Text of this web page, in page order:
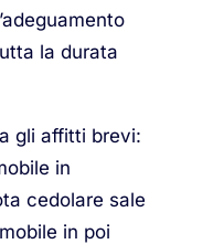
la durata
gli affitti brevi:
in
cedolare sale
in poi